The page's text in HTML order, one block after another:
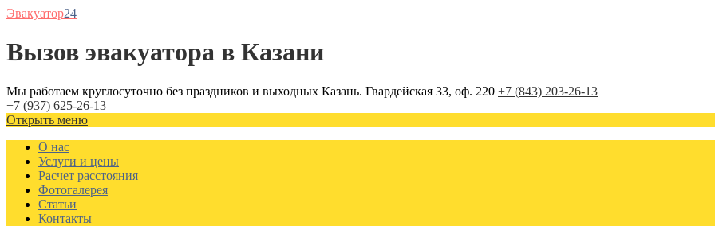
Эвакуатор24
Вызов эвакуатора в Казани
Мы работаем круглосуточно без праздников и выходных Казань. Гвардейская 33, оф. 220 +7 (843) 203-26-13
+7 (937) 625-26-13
Открыть меню
О нас
Услуги и цены
Расчет расстояния
Фотогалерея
Статьи
Контакты